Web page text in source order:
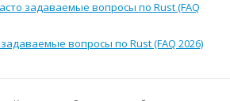
задаваемые вопросы по Rust (FAQ
вопросы по Rust (FAQ 2026)